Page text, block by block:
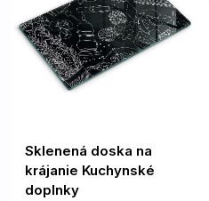
Sklenená doska na
krájanie Kuchynské
doplnky